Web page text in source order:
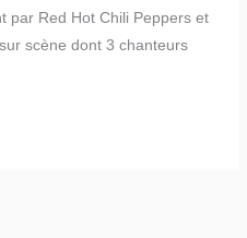
par Red Hot Chili Peppers et
scène dont 3 chanteurs